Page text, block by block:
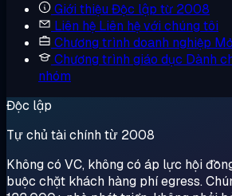
Giới thiệu Độc lập từ 2008
Liên hệ Liên hệ với chúng tôi
Chương trình doanh nghiệp
Chương trình giáo dục Dành
nhóm
Độc lập
Tự chủ tài chính từ 2008
Không có VC, không có áp lực hội
buộc chặt khách hàng phí egress.